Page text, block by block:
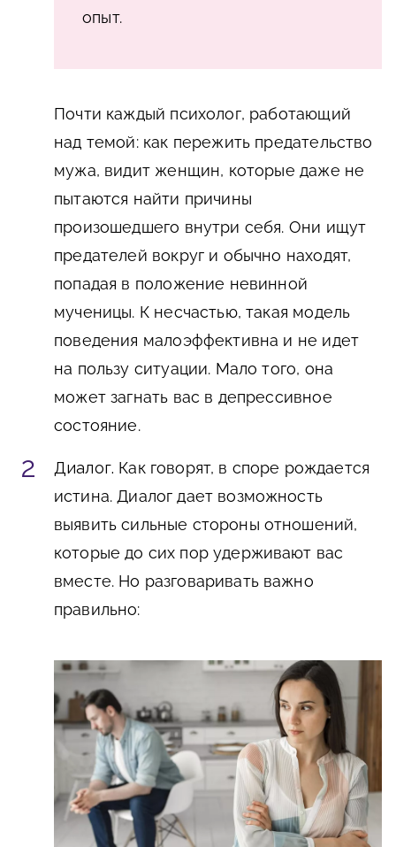
опыт.
Почти каждый психолог, работающий
над темой: как пережить предательство
мужа, видит женщин, которые даже не
пытаются найти причины
произошедшего внутри себя. Они ищут
предателей вокруг и обычно находят,
попадая в положение невинной
мученицы. К несчастью, такая модель
поведения малоэффективна и не идет
на пользу ситуации. Мало того, она
может загнать вас в депрессивное
состояние.
Диалог. Как говорят, в споре рождается
истина. Диалог дает возможность
выявить сильные стороны отношений,
которые до сих пор удерживают вас
вместе. Но разговаривать важно
правильно: